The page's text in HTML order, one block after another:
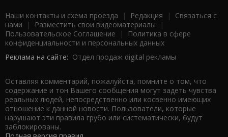
Наши контакты и схема проезда | Редакция | Связаться с
нами | Разместить свои видеоматериалы |
Пользовательское Соглашение |
Политика в сфере
конфиденциальности и персональных данных
Реклама на сайте: Отдел продаж digital рекламы
Оставляя комментарий, пожалуйста, помните о том, что
содержание и тон Вашего сообщения могут задеть чувства
реальных людей, непосредственно или косвенно имеющих
отношение к данной новости. Пользователи, которые
нарушают эти правила грубо или систематически, будут
заблокированы.